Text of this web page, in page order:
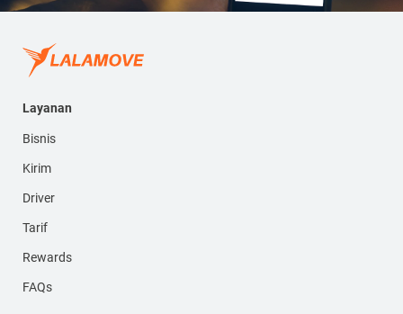
Layanan
Bisnis
Kirim
Driver
Tarif
Rewards
FAQs